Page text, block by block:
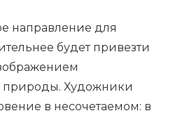
направление для
будет привезти
природы. Художники
в несочетаемом: в